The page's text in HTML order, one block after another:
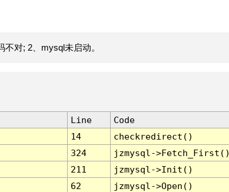
对; 2、mysql未启动。
Line
Code
14
checkredirect()
324
jzmysql-
211
jzmysql->Init()
62
jzmysql->Open()